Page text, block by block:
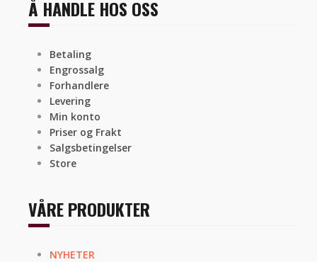
Å HANDLE HOS OSS
Betaling
Engrossalg
Forhandlere
Levering
Min konto
Priser og Frakt
Salgsbetingelser
Store
VÅRE PRODUKTER
NYHETER